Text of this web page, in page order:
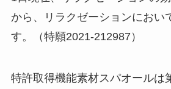
から、リラクゼーションにおい
す。（特願2021-212987）
特許取得機能素材スパオールは